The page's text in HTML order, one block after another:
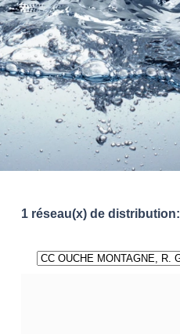
1 réseau(x) de distribution: